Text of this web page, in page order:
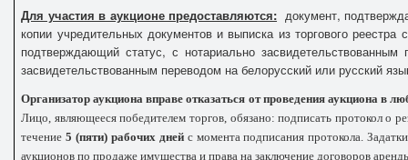
Для участия в аукционе предоставляются: документ,
копии учредительных документов и выписка из торгового
подтверждающий статус, с нотариально
засвидетельствованным переводом на белорусский или русский
Организатор аукциона вправе отказаться от проведения аукциона в
Лицо, являющееся победителем торгов, обязано: подписать протокол о
течение5 (пяти) рабочих днейс момента подписания протокола.
аукционов по продаже имущества и права на заключение договоров